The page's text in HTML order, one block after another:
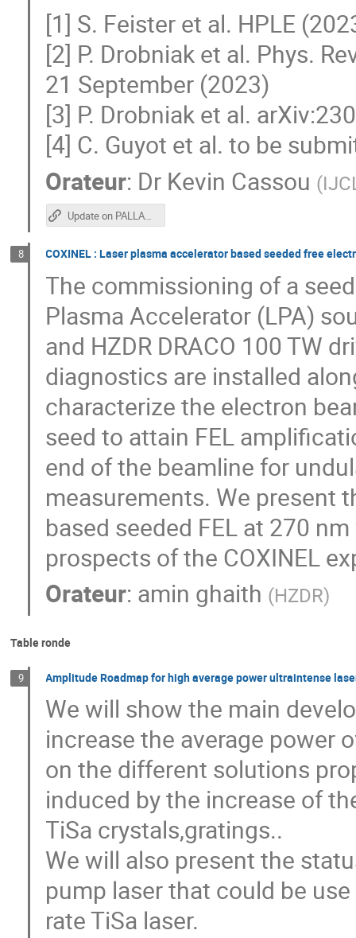
[1] S. Feister et al. HPLE
[2] P. Drobniak et al. Phys.
21 September (2023)
[3] P. Drobniak et al.
[4] C. Guyot et al. to be
Orateur: Dr Kevin Cassou (
Update on PALLAS project
8 COXINEL : Laser plasma accelerator based seeded free
The commissioning of a
Plasma Accelerator (LPA)
and HZDR DRACO 100 TW
diagnostics are installed
characterize the electron
seed to attain FEL
end of the beamline for
measurements. We present
based seeded FEL at 270
prospects of the COXINEL
Orateur: amin ghaith (HZDR)
Table ronde
9 Amplitude Roadmap for high average power ultraintense
We will show the main
increase the average power
on the different solutions
induced by the increase of
TiSa crystals,gratings..
We will also present the
pump laser that could be
rate TiSa laser.